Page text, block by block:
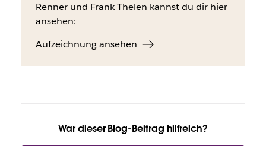
Renner und Frank Thelen kannst du dir hier
ansehen:
Aufzeichnung ansehen
War dieser Blog-Beitrag hilfreich?